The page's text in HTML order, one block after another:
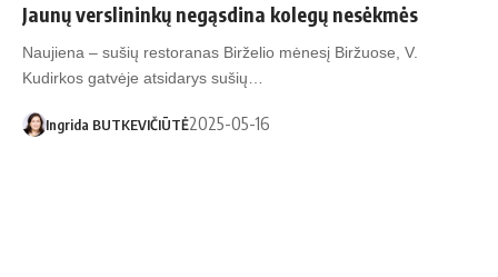
Jaunų verslininkų negąsdina kolegų nesėkmės
Naujiena – sušių restoranas Birželio mėnesį Biržuose, V.
Kudirkos gatvėje atsidarys sušių…
Ingrida BUTKEVIČIŪTĖ2025-05-16